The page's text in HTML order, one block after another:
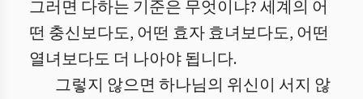
그러면 다하는 기준은 무엇이냐? 세계의 어
떤 충신보다도, 어떤 효자 효녀보다도, 어떤
열녀보다도 더 나아야 됩니다.
그렇지 않으면 하나님의 위신이 서지 않